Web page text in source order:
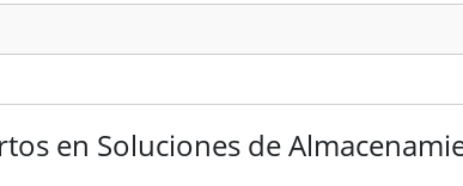
en Soluciones de